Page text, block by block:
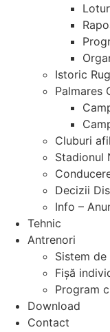
Istoric
Palmares
Cluburi
Stadionul
Decizii
Info –
Tehnic
Antrenori
Sistem
Fișă
Program
Download
Contact